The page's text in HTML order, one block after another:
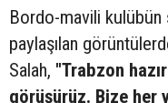
Bordo-mavili kulübün
paylaşılan
Salah, "Trabzon
görüşürüz. Bize her